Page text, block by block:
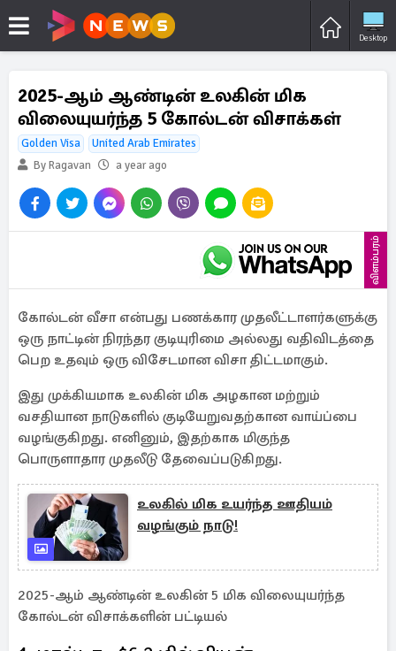
Desktop
2025-ஆம் ஆண்டின் உலகின் மிக
விலையுயர்ந்த 5 கோல்டன் விசாக்கள்
Golden Visa
United Arab Emirates
By Ragavan
a year ago
விளம்பரம்
கோல்டன் வீசா என்பது பணக்கார முதலீட்டாளர்களுக்கு
ஒரு நாட்டின் நிரந்தர குடியுரிமை அல்லது வதிவிடத்தை
பெற உதவும் ஒரு விசேடமான விசா திட்டமாகும்.
இது முக்கியமாக உலகின் மிக அழகான மற்றும்
வசதியான நாடுகளில் குடியேறுவதற்கான வாய்ப்பை
வழங்குகிறது. எனினும், இதற்காக மிகுந்த
பொருளாதார முதலீடு தேவைப்படுகிறது.
உலகில் மிக உயர்ந்த ஊதியம்
வழங்கும் நாடு!
2025-ஆம் ஆண்டின் உலகின் 5 மிக விலையுயர்ந்த
கோல்டன் விசாக்களின் பட்டியல்